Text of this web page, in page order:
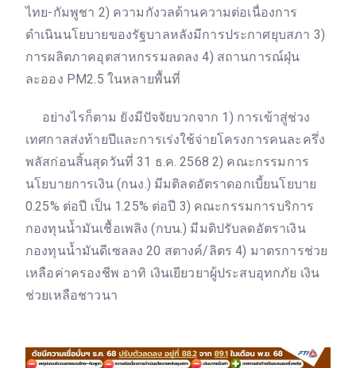
ไทย-กัมพูชา 2) ความกังวลด้านความต่อเนื่องการ
ดำเนินนโยบายของรัฐบาลหลังมีการประกาศยุบสภา 3)
การผลิตภาคอุตสาหกรรมลดลง 4) สถานการณ์ฝุ่น
ละออง PM2.5 ในหลายพื้นที่
อย่างไรก็ตาม ยังมีปัจจัยบวกจาก 1) การเข้าสู่ช่วง
เทศกาลส่งท้ายปีและการเร่งใช้จ่ายโครงการคนละครึ่ง
พลัสก่อนสิ้นสุดวันที่ 31 ธ.ค. 2568 2) คณะกรรมการ
นโยบายการเงิน (กนง.) มีมติลดอัตราดอกเบี้ยนโยบาย
0.25% ต่อปี เป็น 1.25% ต่อปี 3) คณะกรรมการบริการ
กองทุนน้ำมันเชื้อเพลิง (กบน.) มีมติปรับลดอัตราเงิน
กองทุนน้ำมันดีเซลลง 20 สตางค์/ลิตร 4) มาตรการช่วย
เหลือค่าครองชีพ อาทิ เงินเยียวยาผู้ประสบอุทกภัย เงิน
ช่วยเหลือชาวนา